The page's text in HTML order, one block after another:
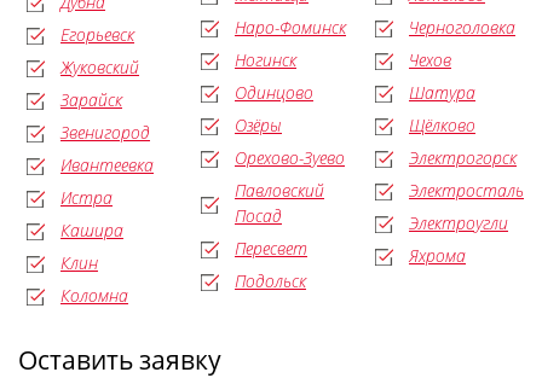
Егорьевск
Жуковский
Зарайск
Звенигород
Ивантеевка
Истра
Кашира
Клин
Коломна
Наро-Фоминск
Ногинск
Одинцово
Озёры
Орехово-Зуево
Павловский
Посад
Пересвет
Подольск
Черноголовка
Чехов
Шатура
Щёлково
Электрогорск
Электросталь
Электроугли
Яхрома
Оставить заявку